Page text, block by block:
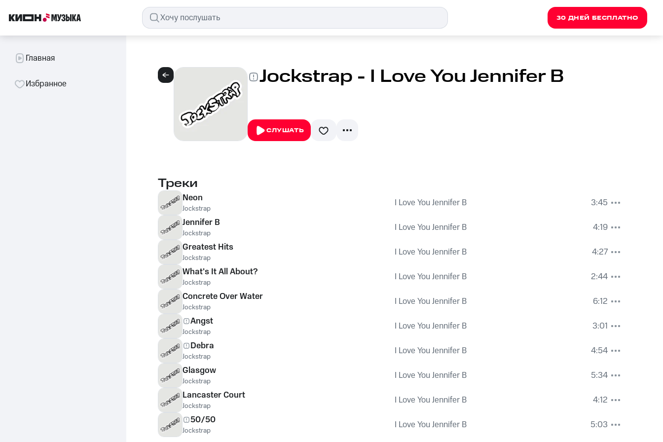
30 ДНЕЙ БЕСПЛАТНО
Главная
Избранное Jockstrap - I Love You Jennifer B
СЛУШАТЬ
Треки
Neon
Jockstrap I Love You Jennifer B
3:45
Jennifer B
Jockstrap I Love You Jennifer B
4:19
Greatest Hits
Jockstrap I Love You Jennifer B
4:27
What's It All About?
Jockstrap I Love You Jennifer B
2:44
Concrete Over Water
Jockstrap I Love You Jennifer B
6:12
Angst
Jockstrap I Love You Jennifer B
3:01
Debra
Jockstrap I Love You Jennifer B
4:54
Glasgow
Jockstrap I Love You Jennifer B
5:34
Lancaster Court
Jockstrap I Love You Jennifer B
4:12
50/50
Jockstrap I Love You Jennifer B 5:03